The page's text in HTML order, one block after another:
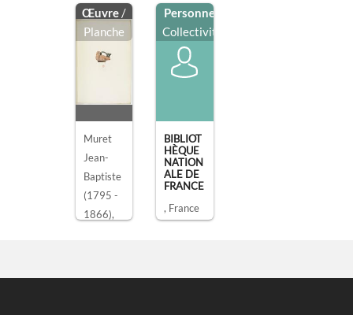
Œuvre /
Planche
Muret
Jean-
Baptiste
(1795 -
1866),
MENTS
Personne
Collectivité
BIBLIOT
HÈQUE
NATION
ALE DE
FRANCE
, France